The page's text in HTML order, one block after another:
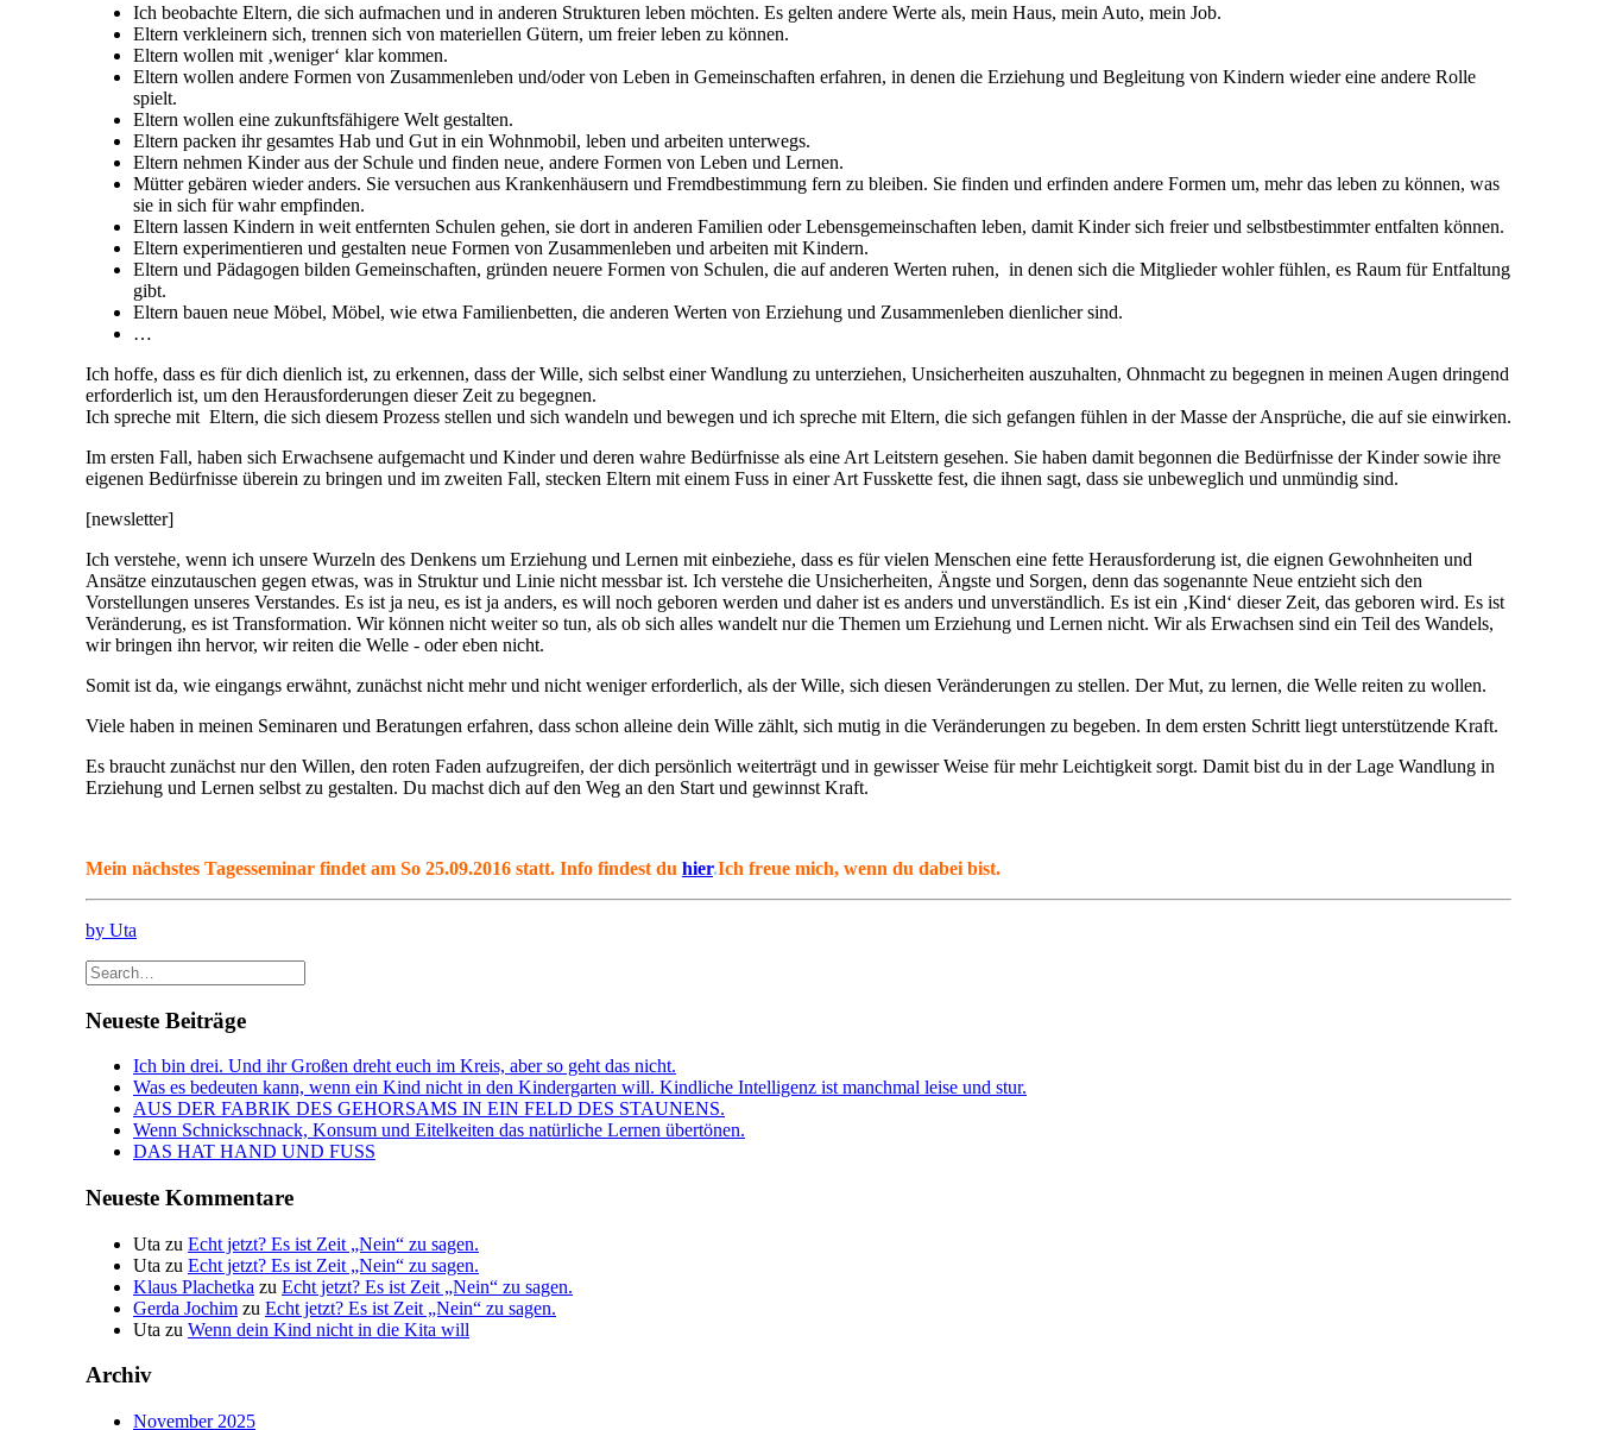
Ich beobachte Eltern, die sich aufmachen und in anderen Strukturen leben möchten. Es gelten andere Werte als, mein Haus, mein Auto, mein Job.
Eltern verkleinern sich, trennen sich von materiellen Gütern, um freier leben zu können.
Eltern wollen mit ‚weniger‘ klar kommen.
Eltern wollen andere Formen von Zusammenleben und/oder von Leben in Gemeinschaften erfahren, in denen die Erziehung und Begleitung von Kindern wieder eine andere Rolle
spielt.
Eltern wollen eine zukunftsfähigere Welt gestalten.
Eltern packen ihr gesamtes Hab und Gut in ein Wohnmobil, leben und arbeiten unterwegs.
Eltern nehmen Kinder aus der Schule und finden neue, andere Formen von Leben und Lernen.
Mütter gebären wieder anders. Sie versuchen aus Krankenhäusern und Fremdbestimmung fern zu bleiben. Sie finden und erfinden andere Formen um, mehr das leben zu können, was
sie in sich für wahr empfinden.
Eltern lassen Kindern in weit entfernten Schulen gehen, sie dort in anderen Familien oder Lebensgemeinschaften leben, damit Kinder sich freier und selbstbestimmter entfalten können.
Eltern experimentieren und gestalten neue Formen von Zusammenleben und arbeiten mit Kindern.
Eltern und Pädagogen bilden Gemeinschaften, gründen neuere Formen von Schulen, die auf anderen Werten ruhen, in denen sich die Mitglieder wohler fühlen, es Raum für Entfaltung
gibt.
Eltern bauen neue Möbel, Möbel, wie etwa Familienbetten, die anderen Werten von Erziehung und Zusammenleben dienlicher sind.
…
Ich hoffe, dass es für dich dienlich ist, zu erkennen, dass der Wille, sich selbst einer Wandlung zu unterziehen, Unsicherheiten auszuhalten, Ohnmacht zu begegnen in meinen Augen dringend
erforderlich ist, um den Herausforderungen dieser Zeit zu begegnen.
Ich spreche mit Eltern, die sich diesem Prozess stellen und sich wandeln und bewegen und ich spreche mit Eltern, die sich gefangen fühlen in der Masse der Ansprüche, die auf sie einwirken.
Im ersten Fall, haben sich Erwachsene aufgemacht und Kinder und deren wahre Bedürfnisse als eine Art Leitstern gesehen. Sie haben damit begonnen die Bedürfnisse der Kinder sowie ihre
eigenen Bedürfnisse überein zu bringen und im zweiten Fall, stecken Eltern mit einem Fuss in einer Art Fusskette fest, die ihnen sagt, dass sie unbeweglich und unmündig sind.
[newsletter]
Ich verstehe, wenn ich unsere Wurzeln des Denkens um Erziehung und Lernen mit einbeziehe, dass es für vielen Menschen eine fette Herausforderung ist, die eignen Gewohnheiten und
Ansätze einzutauschen gegen etwas, was in Struktur und Linie nicht messbar ist. Ich verstehe die Unsicherheiten, Ängste und Sorgen, denn das sogenannte Neue entzieht sich den
Vorstellungen unseres Verstandes. Es ist ja neu, es ist ja anders, es will noch geboren werden und daher ist es anders und unverständlich. Es ist ein ‚Kind‘ dieser Zeit, das geboren wird. Es ist
Veränderung, es ist Transformation. Wir können nicht weiter so tun, als ob sich alles wandelt nur die Themen um Erziehung und Lernen nicht. Wir als Erwachsen sind ein Teil des Wandels,
wir bringen ihn hervor, wir reiten die Welle - oder eben nicht.
Somit ist da, wie eingangs erwähnt, zunächst nicht mehr und nicht weniger erforderlich, als der Wille, sich diesen Veränderungen zu stellen. Der Mut, zu lernen, die Welle reiten zu wollen.
Viele haben in meinen Seminaren und Beratungen erfahren, dass schon alleine dein Wille zählt, sich mutig in die Veränderungen zu begeben. In dem ersten Schritt liegt unterstützende Kraft.
Es braucht zunächst nur den Willen, den roten Faden aufzugreifen, der dich persönlich weiterträgt und in gewisser Weise für mehr Leichtigkeit sorgt. Damit bist du in der Lage Wandlung in
Erziehung und Lernen selbst zu gestalten. Du machst dich auf den Weg an den Start und gewinnst Kraft.
Mein nächstes Tagesseminar findet am So 25.09.2016 statt. Info findest du hier.Ich freue mich, wenn du dabei bist.
by Uta
Neueste Beiträge
Ich bin drei. Und ihr Großen dreht euch im Kreis, aber so geht das nicht.
Was es bedeuten kann, wenn ein Kind nicht in den Kindergarten will. Kindliche Intelligenz ist manchmal leise und stur.
AUS DER FABRIK DES GEHORSAMS IN EIN FELD DES STAUNENS.
Wenn Schnickschnack, Konsum und Eitelkeiten das natürliche Lernen übertönen.
DAS HAT HAND UND FUSS
Neueste Kommentare
Uta zu Echt jetzt? Es ist Zeit „Nein“ zu sagen.
Uta zu Echt jetzt? Es ist Zeit „Nein“ zu sagen.
Klaus Plachetka zu Echt jetzt? Es ist Zeit „Nein“ zu sagen.
Gerda Jochim zu Echt jetzt? Es ist Zeit „Nein“ zu sagen.
Uta zu Wenn dein Kind nicht in die Kita will
Archiv
November 2025